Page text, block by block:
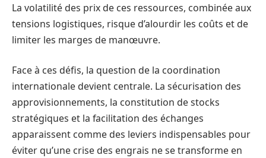
La volatilité des prix de ces ressources, combinée aux
tensions logistiques, risque d’alourdir les coûts et de
limiter les marges de manœuvre.
Face à ces défis, la question de la coordination
internationale devient centrale. La sécurisation des
approvisionnements, la constitution de stocks
stratégiques et la facilitation des échanges
apparaissent comme des leviers indispensables pour
éviter qu’une crise des engrais ne se transforme en